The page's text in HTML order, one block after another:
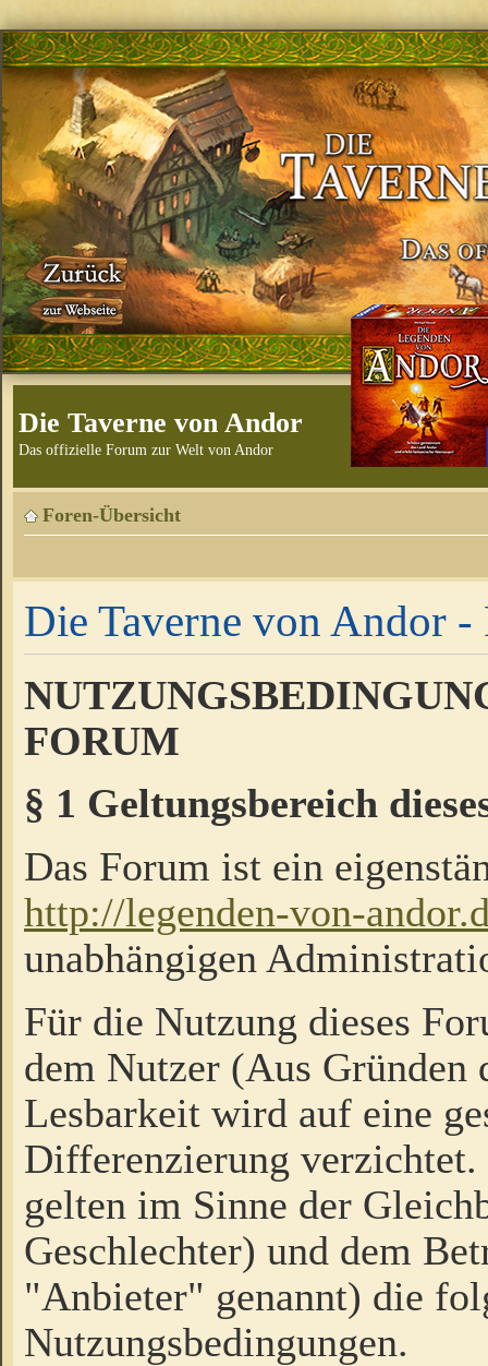
Die Taverne von Andor
Das offizielle Forum zur Welt von Andor
Foren-Übersicht
Die Taverne von Andor -
FORUM
§ 1 Geltungsbereich
Das Forum ist ein
http://legenden-von-
unabhängigen
Für die Nutzung dieses
dem Nutzer (Aus Gründen
Lesbarkeit wird auf eine
Differenzierung
gelten im Sinne der
Geschlechter) und dem
"Anbieter" genannt) die
Nutzungsbedingungen.